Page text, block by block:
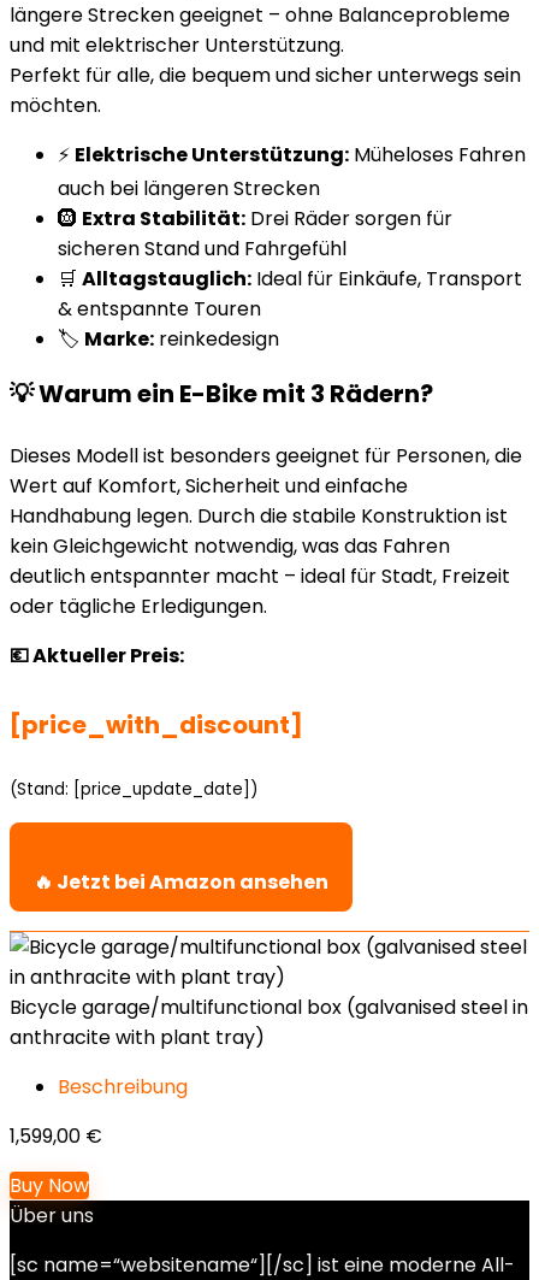
längere Strecken geeignet – ohne Balanceprobleme
und mit elektrischer Unterstützung.
Perfekt für alle, die bequem und sicher unterwegs sein
möchten.
⚡ Elektrische Unterstützung: Müheloses Fahren
auch bei längeren Strecken
🛞 Extra Stabilität: Drei Räder sorgen für
sicheren Stand und Fahrgefühl
🛒 Alltagstauglich: Ideal für Einkäufe, Transport
& entspannte Touren
🏷️ Marke: reinkedesign
💡 Warum ein E-Bike mit 3 Rädern?
Dieses Modell ist besonders geeignet für Personen, die
Wert auf Komfort, Sicherheit und einfache
Handhabung legen. Durch die stabile Konstruktion ist
kein Gleichgewicht notwendig, was das Fahren
deutlich entspannter macht – ideal für Stadt, Freizeit
oder tägliche Erledigungen.
💶 Aktueller Preis:
[price_with_discount]
(Stand: [price_update_date])
🔥 Jetzt bei Amazon ansehen
Bicycle garage/multifunctional box (galvanised steel in
anthracite with plant tray)
Beschreibung
1,599,00 €
Buy Now
Über uns
[sc name=“websitename“][/sc] ist eine moderne All-